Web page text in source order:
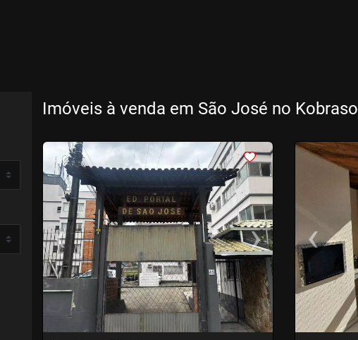
Imóveis à venda em São José no Kobrasol
< <
‹Previous ›Next
<<<<
‹Previous